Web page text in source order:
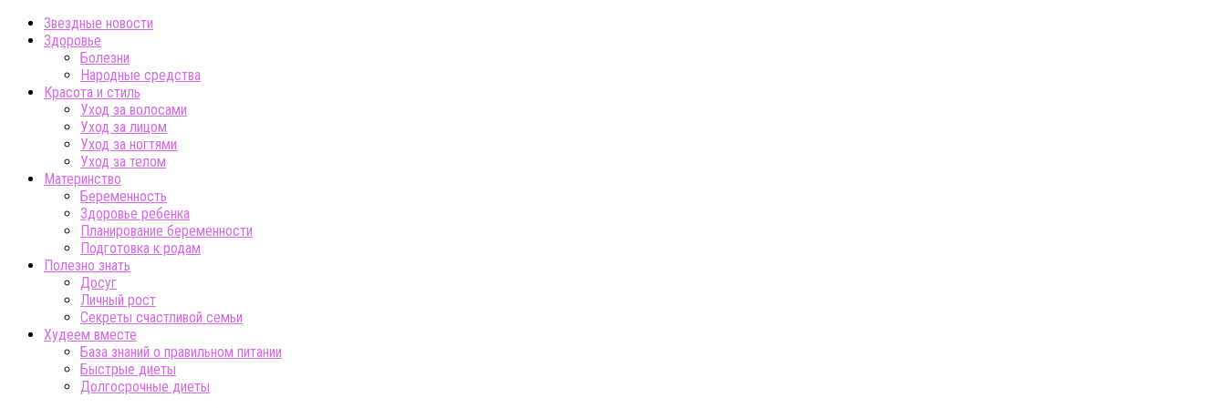
Звездные новости
Здоровье
Болезни
Народные средства
Красота и стиль
Уход за волосами
Уход за лицом
Уход за ногтями
Уход за телом
Материнство
Беременность
Здоровье ребенка
Планирование беременности
Подготовка к родам
Полезно знать
Досуг
Личный рост
Секреты счастливой семьи
Худеем вместе
База знаний о правильном питании
Быстрые диеты
Долгосрочные диеты